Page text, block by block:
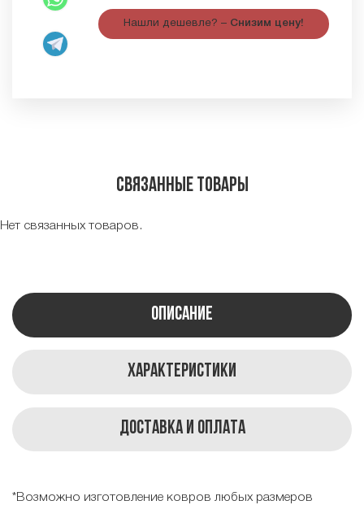
Нашли дешевле? – Снизим цену!
Связанные товары
Нет связанных товаров.
Описание
Характеристики
Доставка и оплата
*Возможно изготовление ковров любых размеров